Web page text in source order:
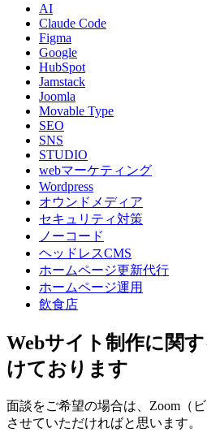
AI
Claude Code
Figma
Google
HubSpot
Jamstack
Joomla
Movable Type
SEO
SNS
STUDIO
webマーケティング
Wordpress
オウンドメディア
セキュリティ対策
ノーコード
ヘッドレスCMS
ホームページ更新代行
ホームページ運用
飲食店
Webサイト制作に関
けております
面談をご希望の場合は、Zoom（
させていただければと思います。